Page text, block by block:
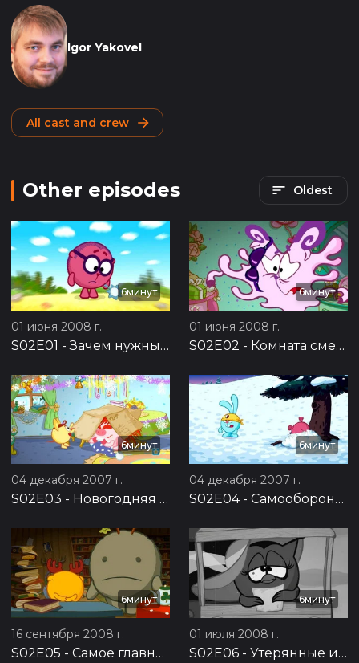
Igor Yakovel
All cast and crew
Other episodes Oldest
6минут
01 июня 2008 г.
S02E01 - Зачем нужны друзья?
6минут
01 июня 2008 г.
S02E02 - Комната смеха
6минут
04 декабря 2007 г.
S02E03 - Новогодняя почта
6минут
04 декабря 2007 г.
S02E04- Самооборона без противника
6минут
16 сентября 2008 г.
S02E05 - Самое главное
6минут
01 июля 2008 г.
S02E06 - Утерянные извинения